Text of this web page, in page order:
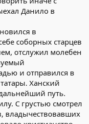
Данило в
в
соборных старцев
отслужил молебен
и отправился в
Ханский
путь.
С грустью смотрел
владычествовавших